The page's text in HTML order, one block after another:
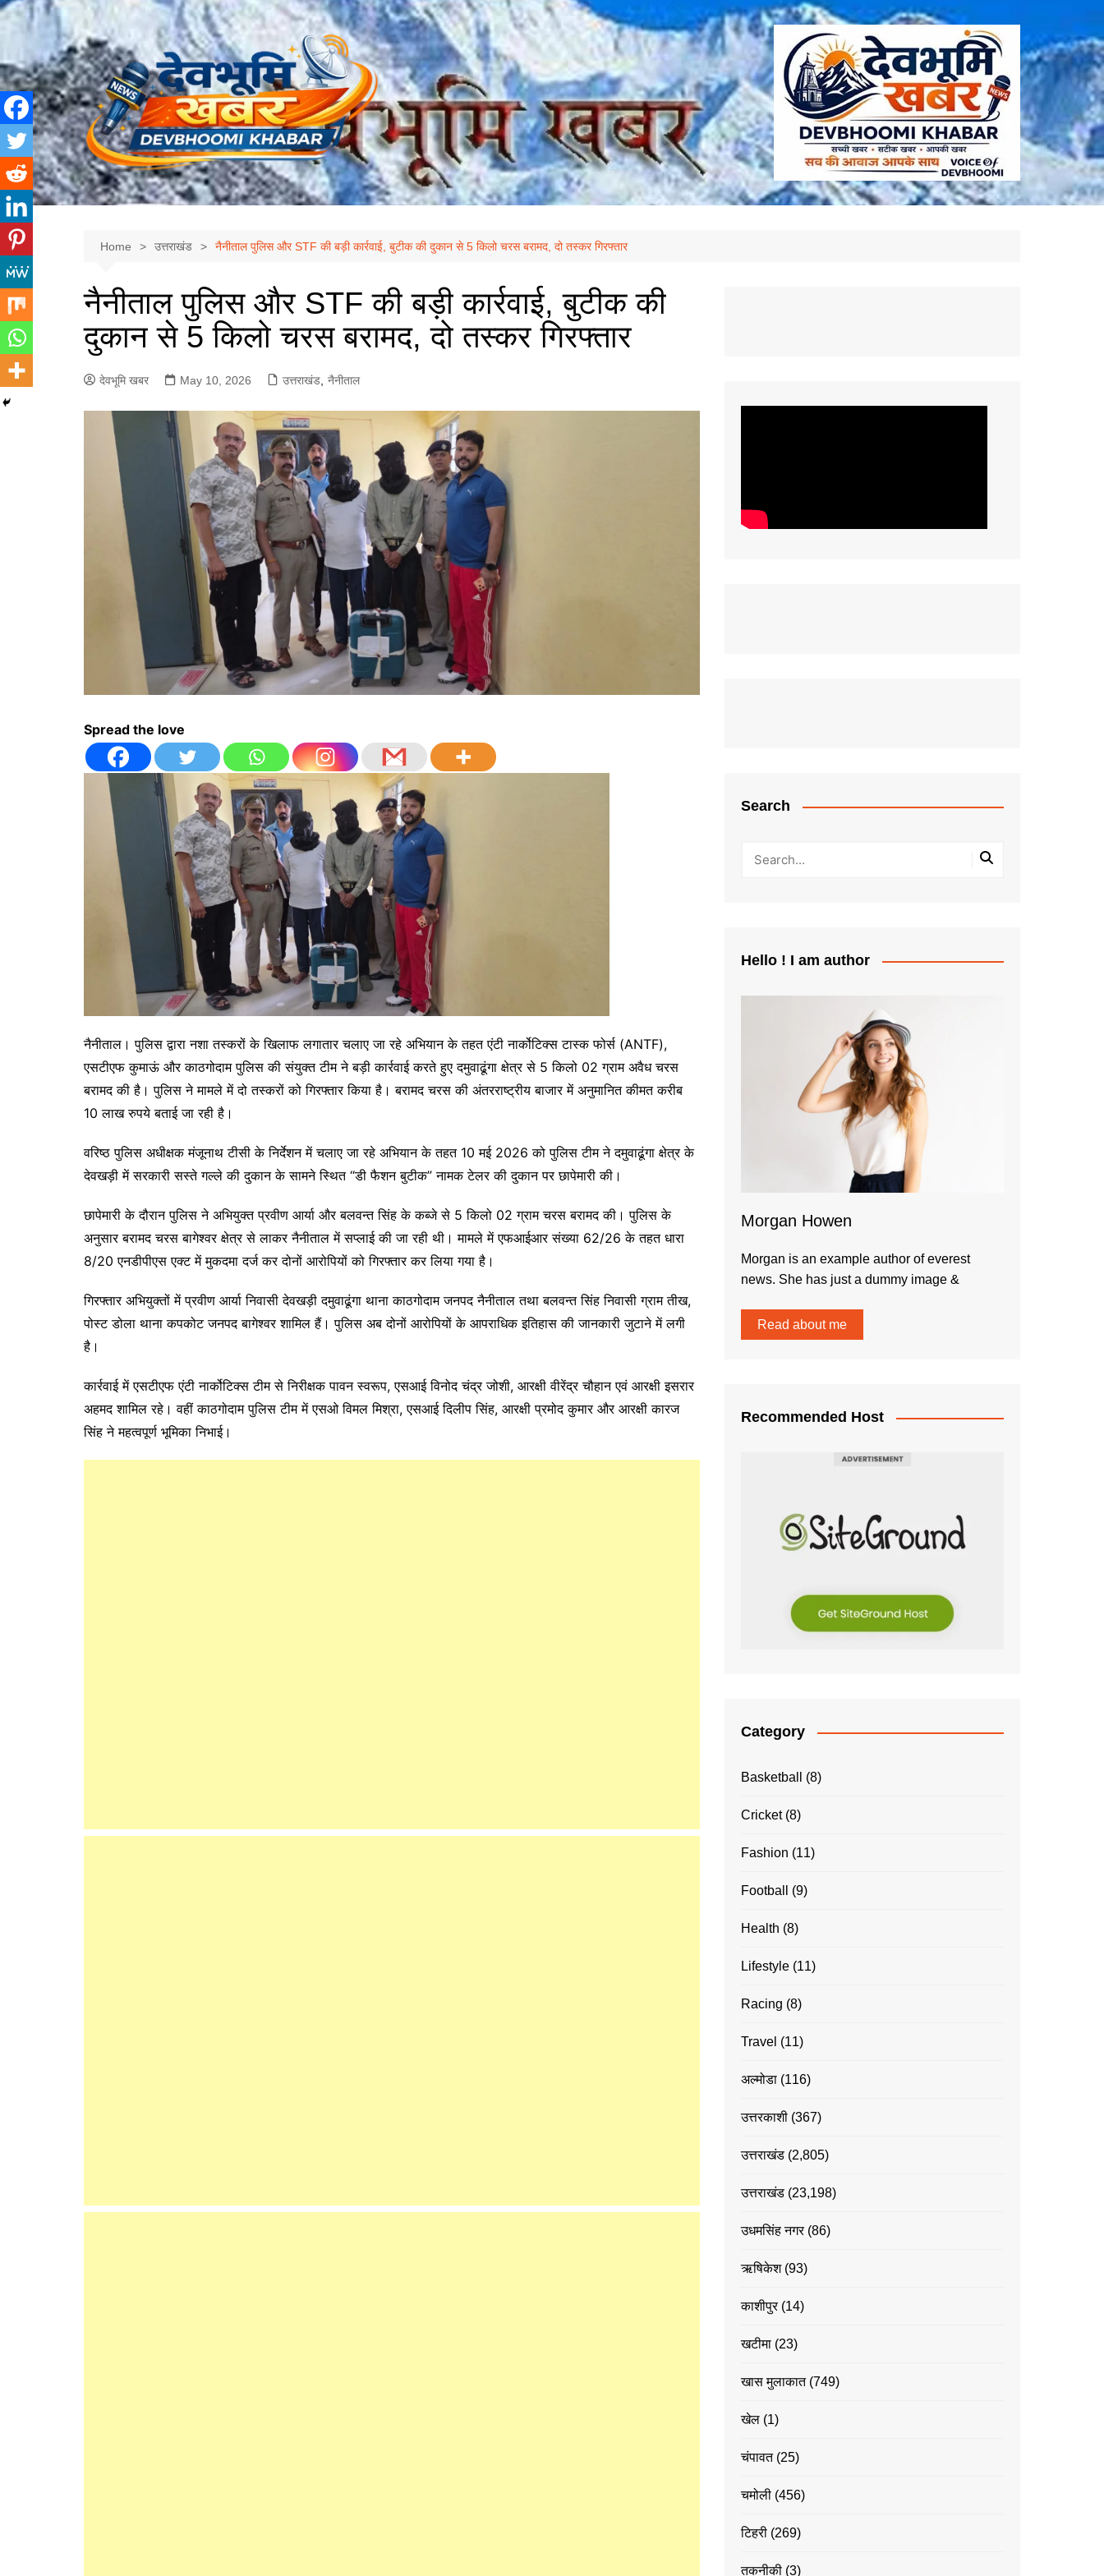
Skip
Home उत्तराखंड नैनीताल पुलिस और STF की बड़ी कार्रवाई, बुटीक की दुकान से 5 किलो चरस बरामद, दो तस्कर गिरफ्तार
नैनीताल पुलिस और STF की बड़ी कार्रवाई, बुटीक की
दुकान से 5 किलो चरस बरामद, दो तस्कर गिरफ्तार
देवभूमि खबर May 10, 2026 उत्तराखंड नैनीताल
Spread the love
नैनीताल। पुलिस द्वारा नशा तस्करों के खिलाफ लगातार चलाए जा रहे अभियान के तहत एंटी नार्कोटिक्स टास्क फोर्स (ANTF),
एसटीएफ कुमाऊं और काठगोदाम पुलिस की संयुक्त टीम ने बड़ी कार्रवाई करते हुए दमुवाढूंगा क्षेत्र से 5 किलो 02 ग्राम अवैध चरस
बरामद की है। पुलिस ने मामले में दो तस्करों को गिरफ्तार किया है। बरामद चरस की अंतरराष्ट्रीय बाजार में अनुमानित कीमत करीब
10 लाख रुपये बताई जा रही है।
वरिष्ठ पुलिस अधीक्षक मंजूनाथ टीसी के निर्देशन में चलाए जा रहे अभियान के तहत 10 मई 2026 को पुलिस टीम ने दमुवाढूंगा क्षेत्र के
देवखड़ी में सरकारी सस्ते गल्ले की दुकान के सामने स्थित “डी फैशन बुटीक” नामक टेलर की दुकान पर छापेमारी की।
छापेमारी के दौरान पुलिस ने अभियुक्त प्रवीण आर्या और बलवन्त सिंह के कब्जे से 5 किलो 02 ग्राम चरस बरामद की। पुलिस के
अनुसार बरामद चरस बागेश्वर क्षेत्र से लाकर नैनीताल में सप्लाई की जा रही थी। मामले में एफआईआर संख्या 62/26 के तहत धारा
8/20 एनडीपीएस एक्ट में मुकदमा दर्ज कर दोनों आरोपियों को गिरफ्तार कर लिया गया है।
गिरफ्तार अभियुक्तों में प्रवीण आर्या निवासी देवखड़ी दमुवाढूंगा थाना काठगोदाम जनपद नैनीताल तथा बलवन्त सिंह निवासी ग्राम तीख,
पोस्ट डोला थाना कपकोट जनपद बागेश्वर शामिल हैं। पुलिस अब दोनों आरोपियों के आपराधिक इतिहास की जानकारी जुटाने में लगी
है।
कार्रवाई में एसटीएफ एंटी नार्कोटिक्स टीम से निरीक्षक पावन स्वरूप, एसआई विनोद चंद्र जोशी, आरक्षी वीरेंद्र चौहान एवं आरक्षी इसरार
अहमद शामिल रहे। वहीं काठगोदाम पुलिस टीम में एसओ विमल मिश्रा, एसआई दिलीप सिंह, आरक्षी प्रमोद कुमार और आरक्षी कारज
सिंह ने महत्वपूर्ण भूमिका निभाई।
Search
Hello ! I am author
Morgan Howen
Morgan is an example author of everest
news. She has just a dummy image &
Read about me
Recommended Host
Category
Basketball (8)
Cricket(8)
Fashion (11)
Football (9)
Health (8)
Lifestyle (11)
Racing (8)
Travel (11)
अल्मोडा (116)
उत्तरकाशी (367)
उत्तराखंड (2,805)
उत्तराखंड (23,198)
उधमसिंह नगर(86)
ऋषिकेश(93)
काशीपुर(14)
खटीमा (23)
खास मुलाकात(749)
खेल (1)
चंपावत(25)
चमोली (456)
टिहरी (269)
तकनीकी (3)